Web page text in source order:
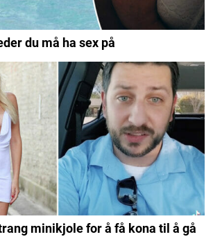
du må ha sex på
minikjole for å få kona til å gå